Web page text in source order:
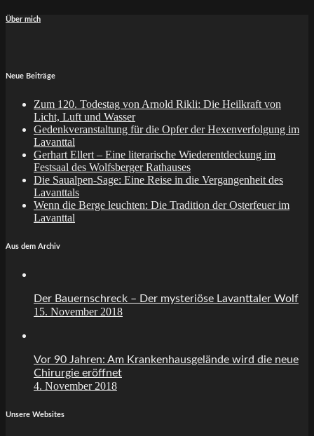
Über mich
Neue Beiträge
Zum 120. Todestag von Arnold Rikli: Die Heilkraft von
Licht, Luft und Wasser
Gedenkveranstaltung für die Opfer der Hexenverfolgung im
Lavanttal
Gerhart Ellert – Eine literarische Wiederentdeckung im
Festsaal des Wolfsberger Rathauses
Die Saualpen-Sage: Eine Reise in die Vergangenheit des
Lavanttals
Wenn die Berge leuchten: Die Tradition der Osterfeuer im
Lavanttal
Aus dem Archiv
Der Bauernschreck – Der mysteriöse Lavanttaler Wolf
15. November 2018
Vor 90 Jahren: Am Krankenhausgelände wird die neue
Chirurgie eröffnet
4. November 2018
Unsere Websites